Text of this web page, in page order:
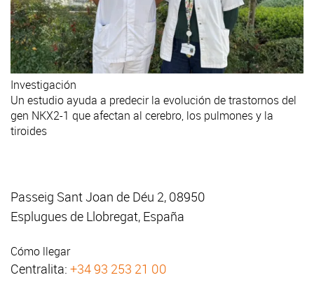
Investigación
Un estudio ayuda a predecir la evolución de trastornos del
gen NKX2-1 que afectan al cerebro, los pulmones y la
tiroides
Passeig Sant Joan de Déu 2, 08950
Esplugues de Llobregat, España
Cómo llegar
Centralita: +34 93 253 21 00